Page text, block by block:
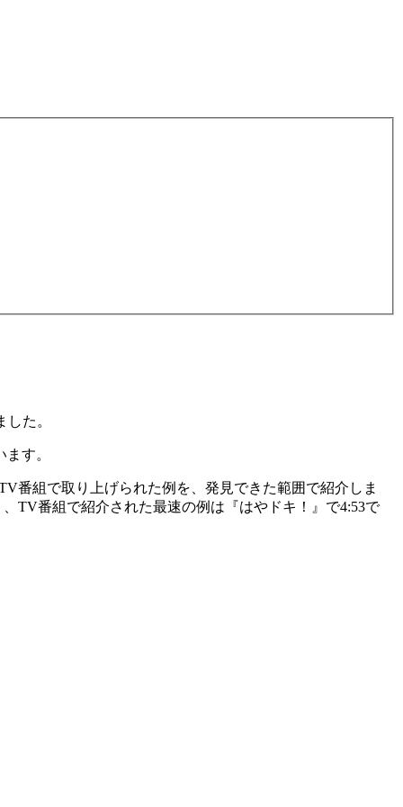
た。
す。
番組で取り上げられた例を、発見できた範囲で紹介しま
TV番組で紹介された最速の例は『はやドキ！』で4:53で